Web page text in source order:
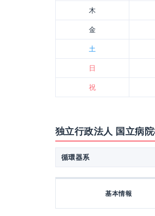
木
金
土
日
祝
独立行政法人 国立病
循環器系
基本情報